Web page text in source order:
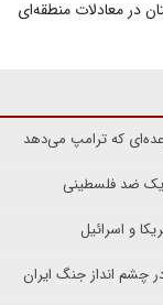
در معادلات منطقه‌ای
وعده‌ای که ترامپ می‌دهد
ضد فلسطینی
و اسرائیل
چشم انداز جنگ ایران